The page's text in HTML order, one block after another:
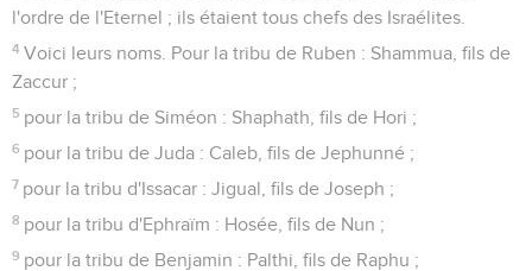
l'ordre de l'Eternel ; ils étaient tous chefs des Israélites.
4 Voici leurs noms. Pour la tribu de Ruben : Shammua, fils de
Zaccur ;
5 pour la tribu de Siméon : Shaphath, fils de Hori ;
6 pour la tribu de Juda : Caleb, fils de Jephunné ;
7 pour la tribu d'Issacar : Jigual, fils de Joseph ;
8 pour la tribu d'Ephraïm : Hosée, fils de Nun ;
9 pour la tribu de Benjamin : Palthi, fils de Raphu ;